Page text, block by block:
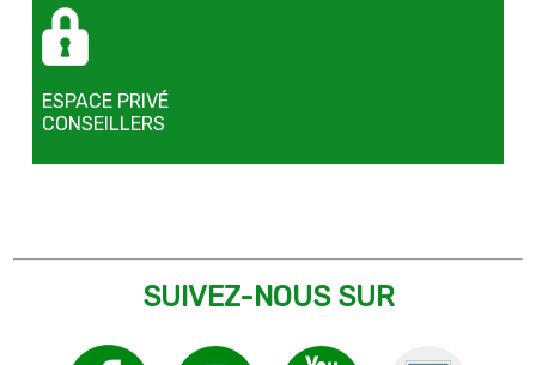
ESPACE PRIVÉ
CONSEILLERS
SUIVEZ-NOUS SUR